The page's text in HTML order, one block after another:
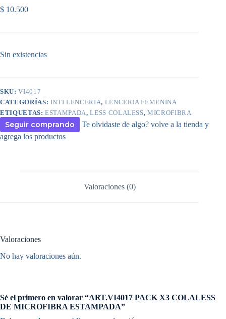
$ 10.500
Sin existencias
SKU:VI4017
CATEGORÍAS: INTI LENCERIA, LENCERIA FEMENINA
ETIQUETAS:ESTAMPADA,LESS COLALESS,MICROFIBRA
Seguir comprando
Te olvidaste de algo? volve a la tienda y
agrega los productos
Valoraciones (0)
Valoraciones
No hay valoraciones aún.
Sé el primero en valorar “ART.VI4017 PACK X3 COLALESS
DE MICROFIBRA ESTAMPADA”